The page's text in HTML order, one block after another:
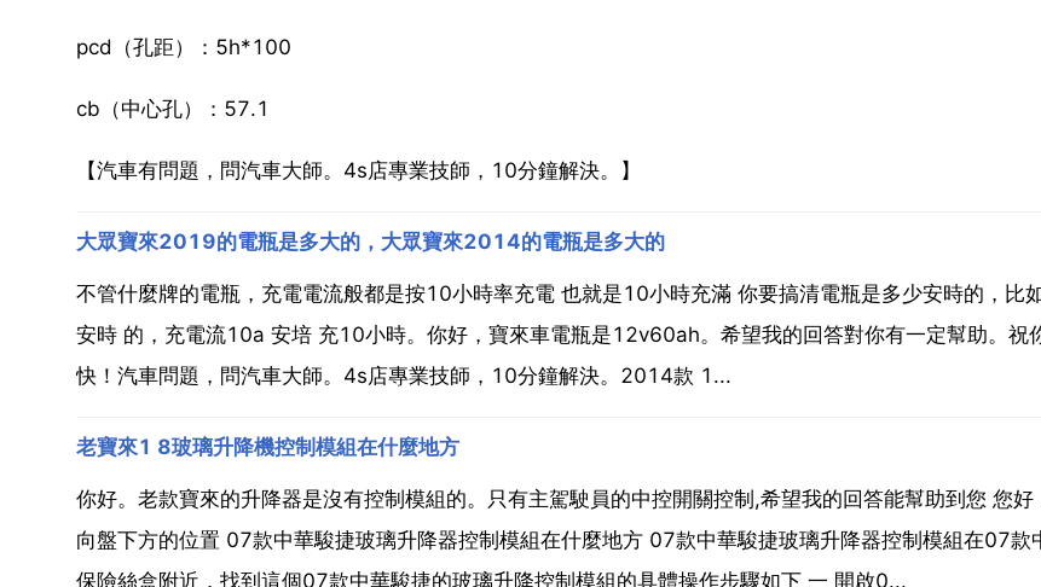
pcd（孔距）：5h*100
cb（中心孔）：57.1
【汽車有問題，問汽車大師。4s店專業技師，10分鐘解決。】
大眾寶來2019的電瓶是多大的，大眾寶來2014的電瓶是多大的
不管什麼牌的電瓶，充電電流般都是按10小時率充電 也就是10小時充滿 你要搞清電瓶是多少安時的，比
安時 的，充電流10a 安培 充10小時。你好，寶來車電瓶是12v60ah。希望我的回答對你有一定幫助。祝
快！汽車問題，問汽車大師。4s店專業技師，10分鐘解決。2014款 1...
老寶來1 8玻璃升降機控制模組在什麼地方
你好。老款寶來的升降器是沒有控制模組的。只有主駕駛員的中控開關控制,希望我的回答能幫助到您 您好
向盤下方的位置 07款中華駿捷玻璃升降器控制模組在什麼地方 07款中華駿捷玻璃升降器控制模組在07款
保險絲盒附近，找到這個07款中華駿捷的玻璃升降控制模組的具體操作步驟如下 一 開啟0...